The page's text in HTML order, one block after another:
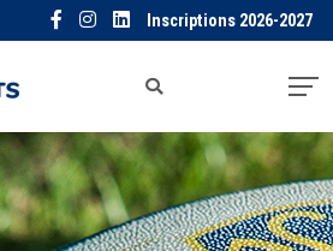
Inscriptions 2026-2027